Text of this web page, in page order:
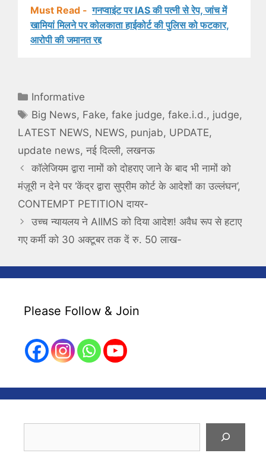
Must Read - गनप्वाइंट पर IAS की पत्नी से रेप, जांच में
खामियां मिलने पर कोलकाता हाईकोर्ट की पुलिस को फटकार,
आरोपी की जमानत रद्द
Categories
Informative
Tags
Big News, Fake,fake judge,fake.i.d., judge,
LATEST NEWS, NEWS, punjab, UPDATE,
update news, नई दिल्ली, लखनऊ
कॉलेजियम द्वारा नामों को दोहराए जाने के बाद भी नामों को
मंज़ूरी न देने पर ‘केंद्र द्वारा सुप्रीम कोर्ट के आदेशों का उल्लंघन’,
CONTEMPT PETITION दायर-
उच्च न्यायलय ने AIIMS को दिया आदेश! अवैध रूप से हटाए
गए कर्मी को 30 अक्टूबर तक दें रु. 50 लाख-
Please Follow & Join